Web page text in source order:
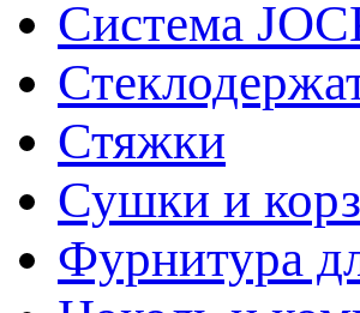
Система
Стяжки
Сушки и
Фурнитура